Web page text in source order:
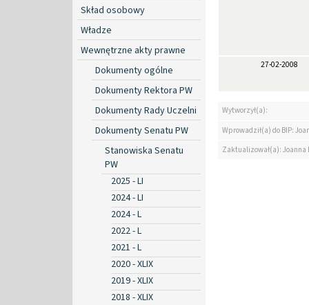
Skład osobowy
Władze
Wewnętrzne akty prawne
Dokumenty ogólne
Dokumenty Rektora PW
Dokumenty Rady Uczelni
Dokumenty Senatu PW
Stanowiska Senatu
PW
2025 - LI
2024 - LI
2024 - L
2022 - L
2021 - L
2020 - XLIX
2019 - XLIX
2018 - XLIX
27-02-2008
Wytworzył(a):
Wprowadził(a) do BIP:
Zaktualizował(a):